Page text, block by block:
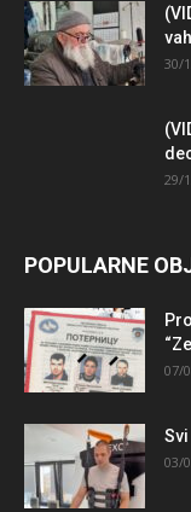
30/
29/
POPULARNE
07/
03/